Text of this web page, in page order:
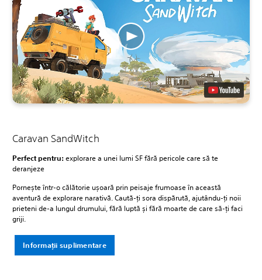
Caravan SandWitch
Perfect pentru:explorare a unei lumi SF fără pericole care să te
deranjeze
Pornește într-o călătorie ușoară prin peisaje frumoase în această
aventură de explorare narativă. Caută-ți sora dispărută, ajutându-ți noii
prieteni de-a lungul drumului, fără luptă și fără moarte de care să-ți faci
griji.
Informații suplimentare